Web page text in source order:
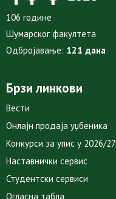
106 године
Шумарског факултета
Одбројавање: 121 дана
Брзи линкови
Вести
Онлајн продаја уџбеника
Конкурси за упис у 2026/27
Наставнички сервис
Студентски сервиси
Огласна табла